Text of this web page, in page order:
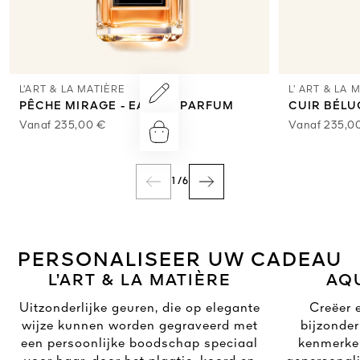
L’ART & LA MATIÈRE
PÊCHE MIRAGE - EAU DE PARFUM
Vanaf 235,00 €
L’ ART & LA
CUIR
Vanaf
1 /6
L’ART & LA MATIÈRE
Uitzonderlijke geuren, die op elegante
wijze kunnen worden gegraveerd met
een persoonlijke boodschap speciaal
Creëer
PERSONALISEER UW CADEAU